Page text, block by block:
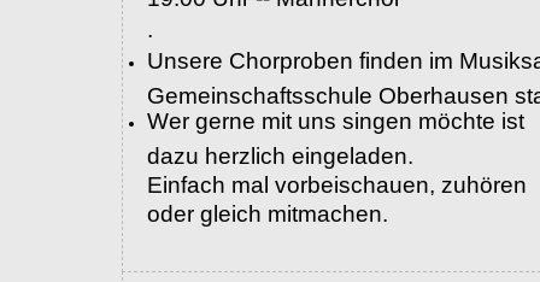
.
Unsere Chorproben finden im
Gemeinschaftsschule Oberhausen
Wer gerne mit uns singen möchte ist
dazu herzlich eingeladen.
Einfach mal vorbeischauen, zuhören
oder gleich mitmachen.